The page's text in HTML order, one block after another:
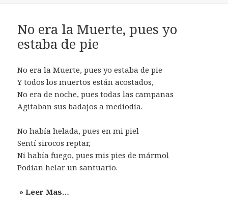
No era la Muerte, pues yo
estaba de pie
No era la Muerte, pues yo estaba de pie
Y todos los muertos están acostados,
No era de noche, pues todas las campanas
Agitaban sus badajos a mediodía.
No había helada, pues en mi piel
Sentí sirocos reptar,
Ni había fuego, pues mis pies de mármol
Podían helar un santuario.
» Leer Mas…